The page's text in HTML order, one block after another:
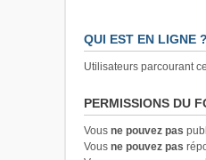
QUI EST EN LIGNE ?
Utilisateurs parcourant
PERMISSIONS DU
Vous ne pouvez pas
Vous ne pouvez pas